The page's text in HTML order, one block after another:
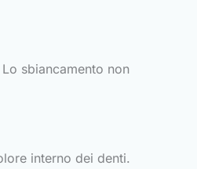
sbiancamento non
interno dei denti.